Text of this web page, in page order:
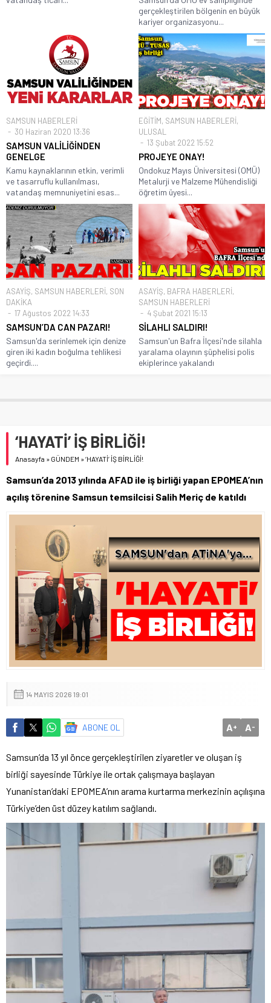
gerçekleştirilen bölgenin en büyük
kariyer organizasyonu...
SAMSUN HABERLERİ
30 Haziran 2020 13:36
SAMSUN VALİLİĞİNDEN
GENELGE
Kamu kaynaklarının etkin, verimli
ve tasarruflu kullanılması,
vatandaş memnuniyetini esas...
EĞİTİM, SAMSUN HABERLERİ,
ULUSAL
13 Şubat 2022 15:52
PROJEYE ONAY!
Ondokuz Mayıs Üniversitesi (OMÜ)
Metalurji ve Malzeme Mühendisliği
öğretim üyesi...
ASAYİŞ, SAMSUN HABERLERİ, SON
DAKİKA
17 Ağustos 2022 14:33
SAMSUN’DA CAN PAZARI!
Samsun'da serinlemek için denize
giren iki kadın boğulma tehlikesi
geçirdi....
ASAYİŞ, BAFRA HABERLERİ,
SAMSUN HABERLERİ
4 Şubat 2021 15:13
SİLAHLI SALDIRI!
Samsun'un Bafra İlçesi'nde silahla
yaralama olayının şüphelisi polis
ekiplerince yakalandı
‘HAYATİ’ İŞ BİRLİĞİ!
Anasayfa » GÜNDEM »‘HAYATİ’ İŞ BİRLİĞİ!
Samsun’da 2013 yılında AFAD ile iş birliği yapan EPOMEA’nın
açılış törenine Samsun temsilcisi Salih Meriç de katıldı
14 MAYIS 2026 19:01
ABONE OL A+ A-
Samsun’da 13 yıl önce gerçekleştirilen ziyaretler ve oluşan iş
birliği sayesinde Türkiye ile ortak çalışmaya başlayan
Yunanistan’daki EPOMEA’nın arama kurtarma merkezinin açılışına
Türkiye’den üst düzey katılım sağlandı.